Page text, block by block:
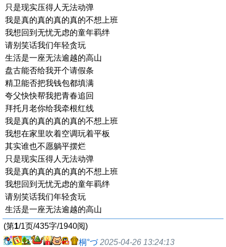
只是现实压得人无法动弹
我是真的真的真的真的不想上班
我想回到无忧无虑的童年羁绊
请别笑话我们年轻贪玩
生活是一座无法逾越的高山
盘古能否给我开个请假条
精卫能否把我钱包都填满
夸父快快帮我把青春追回
拜托月老你给我牵根红线
我是真的真的真的真的不想上班
我想在家里吹着空调玩着平板
其实谁也不愿躺平摆烂
只是现实压得人无法动弹
我是真的真的真的真的不想上班
我想回到无忧无虑的童年羁绊
请别笑话我们年轻贪玩
生活是一座无法逾越的高山
(第1/1页/435字/1940阅)
桐°づ 2025-04-26 13:24:13